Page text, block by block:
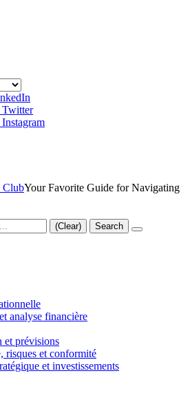
ClubYour Favorite Guide for Navigating
(Clear) Search
analyse financière
et prévisions
risques et conformité
et investissements